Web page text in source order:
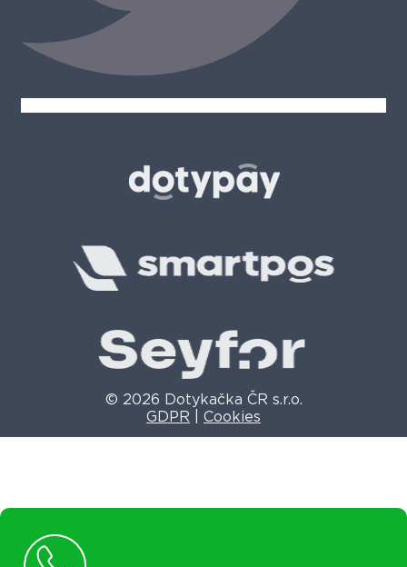
© 2026 Dotykačka ČR s.r.o.
GDPR
Cookies